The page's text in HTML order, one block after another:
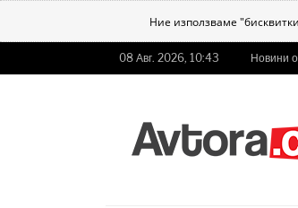
Ние използваме
08 Авг. 2026, 10:43 Новини